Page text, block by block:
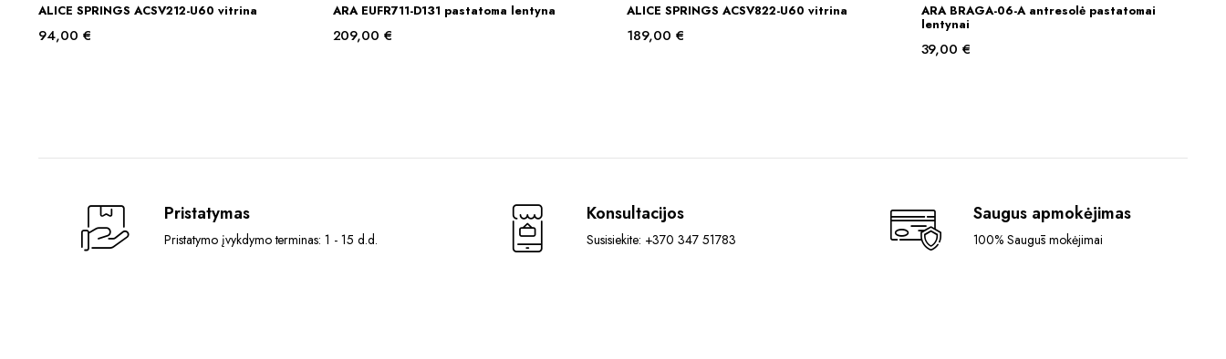
Į KREPŠELĮ
ALICE SPRINGS ACSV212-U60 vitrina
94,00 €
Į KREPŠELĮ
ARA EUFR711-D131 pastatoma lentyna
209,00€
Į KREPŠELĮ
ALICE SPRINGS ACSV822-U60 vitrina
189,00 €
Į KREPŠELĮ
ARA BRAGA-06-A antresolė pastatomai
lentynai
39,00€
Pristatymas
Pristatymo įvykdymo terminas: 1 - 15 d.d.
Konsultacijos
Susisiekite: +370 347 51783
Saugus apmokėjimas
100% Saugūs mokėjimai